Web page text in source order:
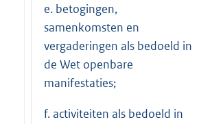
e. betogingen,
samenkomsten en
vergaderingen als bedoeld in
de Wet openbare
manifestaties;
f. activiteiten als bedoeld in